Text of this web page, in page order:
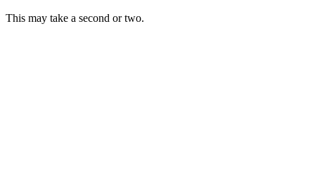
This may take a second or two.